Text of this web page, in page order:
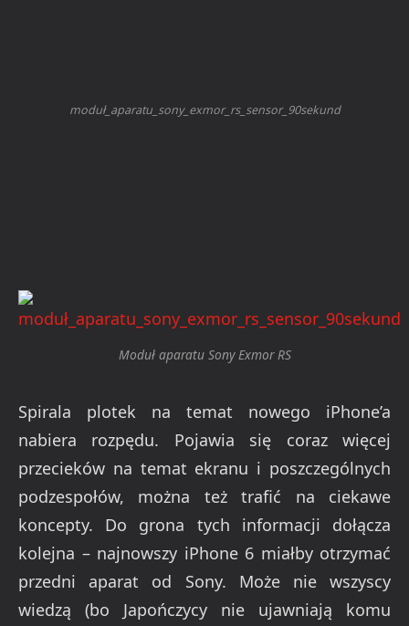
moduł_aparatu_sony_exmor_rs_sensor_90sekund
Moduł aparatu Sony Exmor RS
Spirala plotek na temat nowego iPhone’a
nabiera rozpędu. Pojawia się coraz więcej
przecieków na temat ekranu i poszczególnych
podzespołów, można też trafić na ciekawe
koncepty. Do grona tych informacji dołącza
kolejna – najnowszy iPhone 6 miałby otrzymać
przedni aparat od Sony. Może nie wszyscy
wiedzą (bo Japończycy nie ujawniają komu